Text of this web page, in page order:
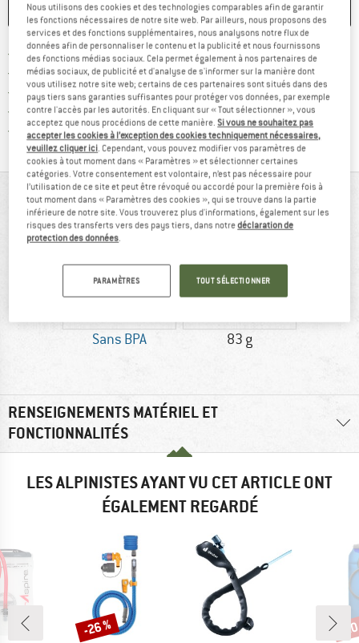
ENREGISTRER COMPARER
Livraison gratuite dès 69 € (FR)Trouve les infos sur la
Droit de retour de 100 joursTrouve les informations de
> 4 000 000 clients satisfaits
Tous les articles disponibles
Protection des acheteurs de Trusted ShopsTrouve toutes les
VUE D'ENSEMBLE
Sans BPA 83 g
RENSEIGNEMENTS MATÉRIEL ET
FONCTIONNALITÉS
LES ALPINISTES AYANT VU CET ARTICLE ONT
ÉGALEMENT REGARDÉ
Remise
-26 % -
Nous utilisons des cookies et des technologies comparables afin de garantir
les fonctions nécessaires de notre site web. Par ailleurs, nous proposons des
services et des fonctions supplémentaires, nous analysons notre flux de
données afin de personnaliser le contenu et la publicité et nous fournissons
des fonctions médias sociaux. Cela permet également à nos partenaires de
médias sociaux, de publicité et d'analyse de s'informer sur la manière dont
vous utilisez notre site web; certains de ces partenaires sont situés dans des
pays tiers sans garanties suffisantes pour protéger vos données, par exemple
contre l'accès par les autorités. En cliquant sur « Tout sélectionner », vous
acceptez que nous procédions de cette manière.Si vous ne souhaitez pas
accepter les cookies à l’exception des cookies techniquement nécessaires,
veuillez cliquer ici. Cependant, vous pouvez modifier vos paramètres de
cookies à tout moment dans « Paramètres » et sélectionner certaines
catégories. Votre consentement est volontaire, n’est pas nécessaire pour
l’utilisation de ce site et peut être révoqué ou accordé pour la première fois à
tout moment dans « Paramètres des cookies », qui se trouve dans la partie
inférieure de notre site. Vous trouverez plus d'informations, également sur les
risques des transferts vers des pays tiers, dans notredéclaration de
protection des données.
PARAMÈTRES TOUT SÉLECTIONNER